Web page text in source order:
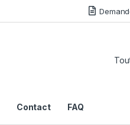
Contact FAQ